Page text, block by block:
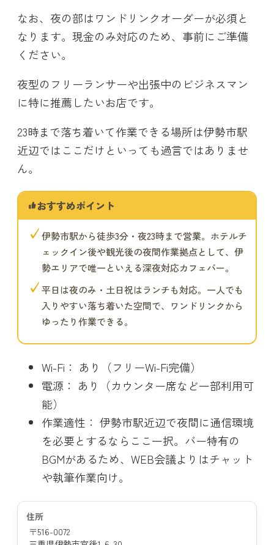
なお、夜の部はワンドリンクオーダーが必須と
なります。現金のみ対応のため、事前にご準備
ください。
夜型のフリーランサーや出張中のビジネスマン
に特に推薦したいお店です。
23時まで落ち着いて作業できる場所は伊勢市駅
近辺ではここだけといっても過言ではありませ
ん。
おすすめポイント
✓伊勢市駅から徒歩3分・夜23時まで営業。ホテルチ
ェックイン後や観光後の夜間作業拠点として、伊
勢エリアで唯一といえる深夜対応カフェバー。
✓平日は夜のみ・土日祝はランチも対応。一人でも
入りやすい落ち着いた空間で、ワンドリンクから
ゆったり作業できる。
Wi-Fi： あり（フリーWi-Fi完備）
電源： あり（カウンター席など一部利用可
能）
作業適性： 伊勢市駅近辺で夜間に通信環境
を必要とするならここ一択。バー特有の
BGMがあるため、WEB会議よりはチャット
や執筆作業向け。
住所
〒516-0072